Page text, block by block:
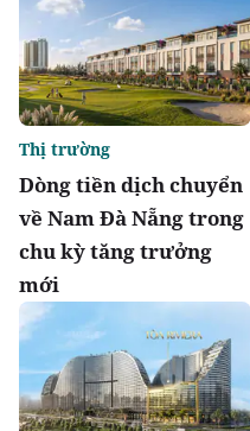
Dòng tiền dịch chuyển
về Nam Đà Nẵng trong
chu kỳ tăng trưởng
mới
Thị trường